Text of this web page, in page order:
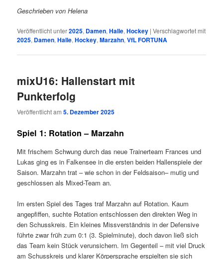
Geschrieben von Helena
Veröffentlicht unter2025, Damen,Halle,Hockey |Verschlagwortet mit
2025, Damen,Halle,Hockey,Marzahn,VfL FORTUNA
mixU16: Hallenstart mit
Punkterfolg
Veröffentlicht am5. Dezember 2025
Spiel 1: Rotation – Marzahn
Mit frischem Schwung durch das neue Trainerteam Frances und
Lukas ging es in Falkensee in die ersten beiden Hallenspiele der
Saison. Marzahn trat – wie schon in der Feldsaison– mutig und
geschlossen als Mixed-Team an.
Im ersten Spiel des Tages traf Marzahn auf Rotation. Kaum
angepfiffen, suchte Rotation entschlossen den direkten Weg in
den Schusskreis. Ein kleines Missverständnis in der Defensive
führte zwar früh zum 0:1 (3. Spielminute), doch davon ließ sich
das Team kein Stück verunsichern. Im Gegenteil – mit viel Druck
am Schusskreis und klarer Körpersprache erspielten sie sich